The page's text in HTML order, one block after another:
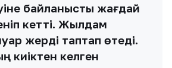
байланысты жағдай
кетті. Жылдам
жерді таптап өтеді.
киіктен келген